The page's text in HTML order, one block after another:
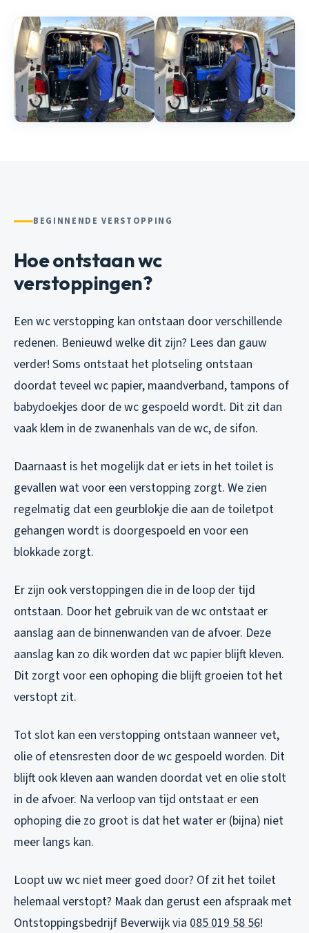
BEGINNENDE VERSTOPPING
Hoe ontstaan wc
verstoppingen?
Een wc verstopping kan ontstaan door verschillende
redenen. Benieuwd welke dit zijn? Lees dan gauw
verder! Soms ontstaat het plotseling ontstaan
doordat teveel wc papier, maandverband, tampons of
babydoekjes door de wc gespoeld wordt. Dit zit dan
vaak klem in de zwanenhals van de wc, de sifon.
Daarnaast is het mogelijk dat er iets in het toilet is
gevallen wat voor een verstopping zorgt. We zien
regelmatig dat een geurblokje die aan de toiletpot
gehangen wordt is doorgespoeld en voor een
blokkade zorgt.
Er zijn ook verstoppingen die in de loop der tijd
ontstaan. Door het gebruik van de wc ontstaat er
aanslag aan de binnenwanden van de afvoer. Deze
aanslag kan zo dik worden dat wc papier blijft kleven.
Dit zorgt voor een ophoping die blijft groeien tot het
verstopt zit.
Tot slot kan een verstopping ontstaan wanneer vet,
olie of etensresten door de wc gespoeld worden. Dit
blijft ook kleven aan wanden doordat vet en olie stolt
in de afvoer. Na verloop van tijd ontstaat er een
ophoping die zo groot is dat het water er (bijna) niet
meer langs kan.
Loopt uw wc niet meer goed door? Of zit het toilet
helemaal verstopt? Maak dan gerust een afspraak met
Ontstoppingsbedrijf Beverwijk via 085 019 58 56!